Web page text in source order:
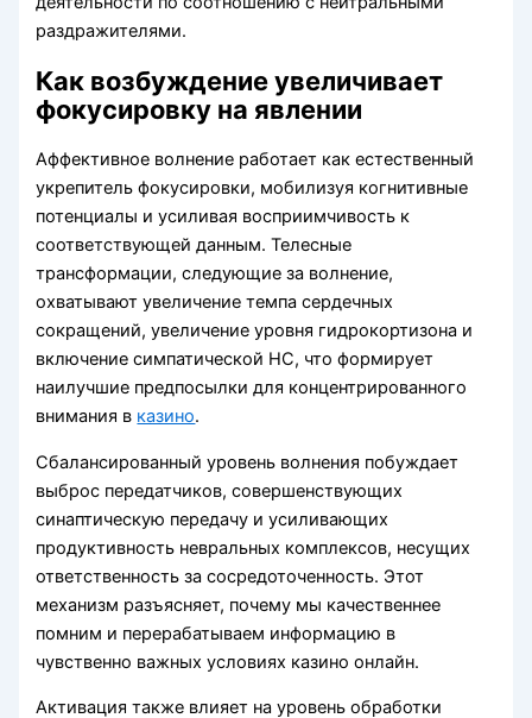
раздражителями.
Как возбуждение увеличивает
фокусировку на явлении
Аффективное волнение работает как естественный
укрепитель фокусировки, мобилизуя когнитивные
потенциалы и усиливая восприимчивость к
соответствующей данным. Телесные
трансформации, следующие за волнение,
охватывают увеличение темпа сердечных
сокращений, увеличение уровня гидрокортизона и
включение симпатической НС, что формирует
наилучшие предпосылки для концентрированного
внимания в казино.
Сбалансированный уровень волнения побуждает
выброс передатчиков, совершенствующих
синаптическую передачу и усиливающих
продуктивность невральных комплексов, несущих
ответственность за сосредоточенность. Этот
механизм разъясняет, почему мы качественнее
помним и перерабатываем информацию в
чувственно важных условиях казино онлайн.
Активация также влияет на уровень обработки